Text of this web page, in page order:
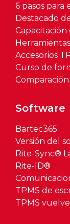
6 pasos para
Destacado
Capacitación
Accesorios
Curso de
Software
Bartec365
Versión del
Rite-Sync®
Rite-ID®
TPMS de
TPMS